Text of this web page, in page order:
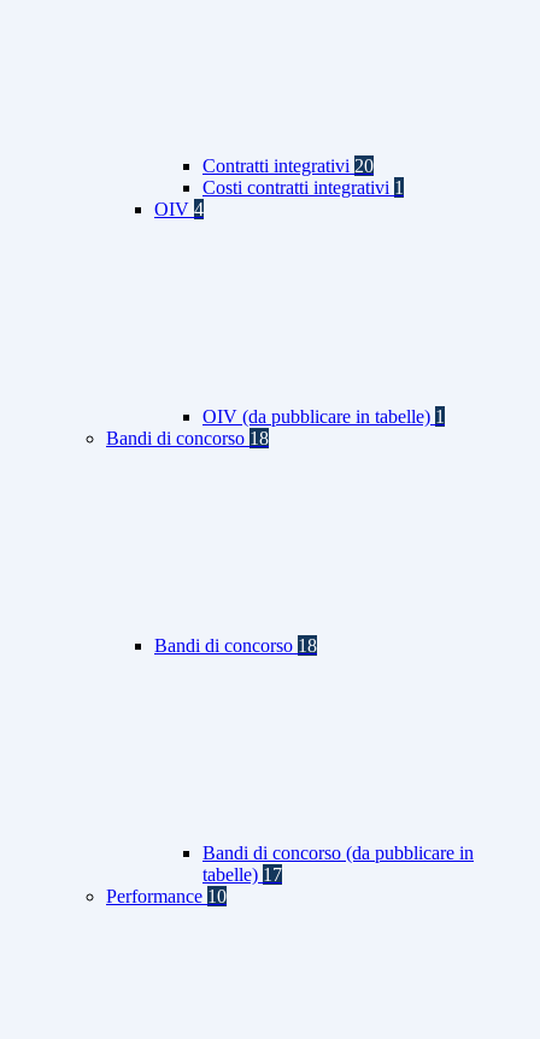
Contratti integrativi 20
Costi contratti integrativi 1
OIV 4
OIV (da pubblicare in tabelle) 1
Bandi di concorso 18
Bandi di concorso 18
Bandi di concorso (da pubblicare in
tabelle) 17
Performance 10